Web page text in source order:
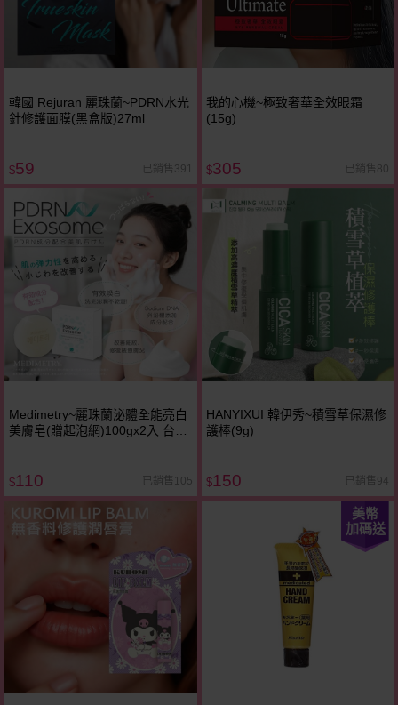
韓國 Rejuran 麗珠蘭~PDRN水光
針修護面膜(黑盒版)27ml
$59 已銷售391
我的心機~極致奢華全效眼霜
(15g)
$305 已銷售80
Medimetry~麗珠蘭泌體全能亮白
美膚皂(贈起泡網)100gx2入 台灣
$110 已銷售105
HANYIXUI 韓伊秀~積雪草保濕修
護棒(9g)
$150 已銷售94
美幣
加碼送